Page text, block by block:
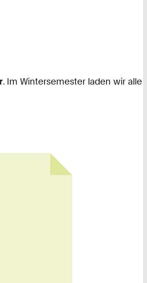
. Im Wintersemester laden wir alle